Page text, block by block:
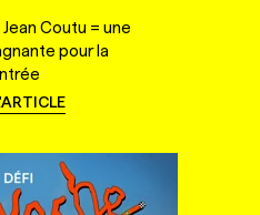
Coutu = une
pour la